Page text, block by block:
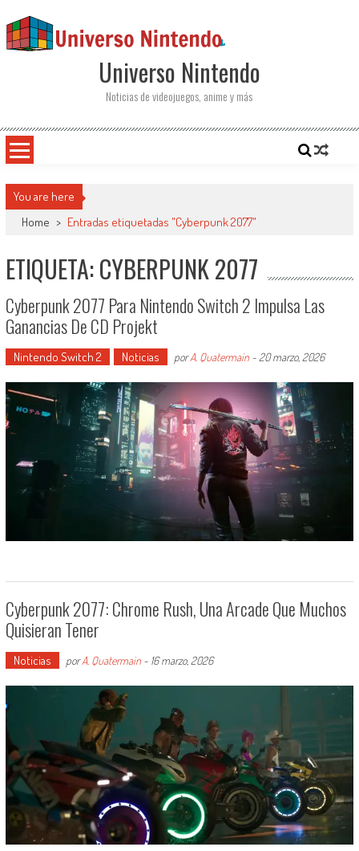
Universo Nintendo
Noticias de videojuegos, anime y más
You are here
Home > Entradas etiquetadas "Cyberpunk 2077"
ETIQUETA: CYBERPUNK 2077
Cyberpunk 2077 Para Nintendo Switch 2 Impulsa Las
Ganancias De CD Projekt
Nintendo Switch 2 Noticias porA. Quatermain- 20 marzo, 2026
Cyberpunk 2077: Chrome Rush, Una Arcade Que Muchos
Quisieran Tener
Noticias porA. Quatermain- 16 marzo, 2026